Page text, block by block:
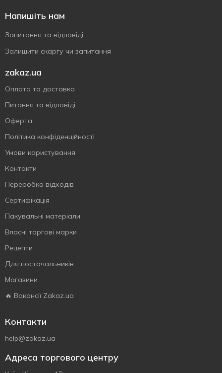
Напишіть нам
Запитання та відповіді
Залишити скаргу чи запитання
zakaz.ua
Оплата та доставка
Питання та відповіді
Оферта
Політика конфіденційності
Умови користування
Контакти
Переробка відходів
Сертифiкацiя
Пакувальні матеріали
Власнi торговi марки
Рецепти
Для постачальників
Магазини
🔥 Вакансії Zakaz.ua
Контакти
help@zakaz.ua
Адреса торгового центру